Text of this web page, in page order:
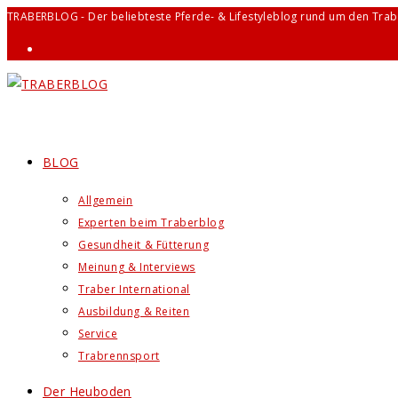
Zum
springen
TRABERBLOG - Der beliebteste Pferde- & Lifestyleblog rund um den
BLOG
Allgemein
Experten beim Traberblog
Gesundheit & Fütterung
Meinung & Interviews
Traber International
Ausbildung & Reiten
Service
Trabrennsport
Der Heuboden